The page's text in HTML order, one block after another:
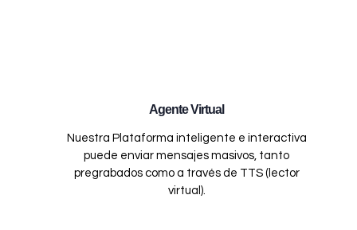
Agente Virtual
Nuestra Plataforma inteligente e interactiva
puede enviar mensajes masivos, tanto
pregrabados como a través de TTS (lector
virtual).